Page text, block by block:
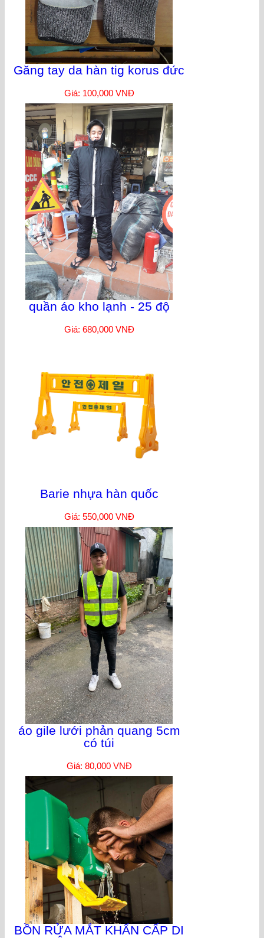
Găng tay da hàn tig korus đức
Giá: 100,000 VNĐ
quần áo kho lạnh - 25 độ
Giá: 680,000 VNĐ
Barie nhựa hàn quốc
Giá: 550,000 VNĐ
áo gile lưới phản quang 5cm
có túi
Giá: 80,000 VNĐ
BỒN RỬA MẮT KHẨN CẤP DI